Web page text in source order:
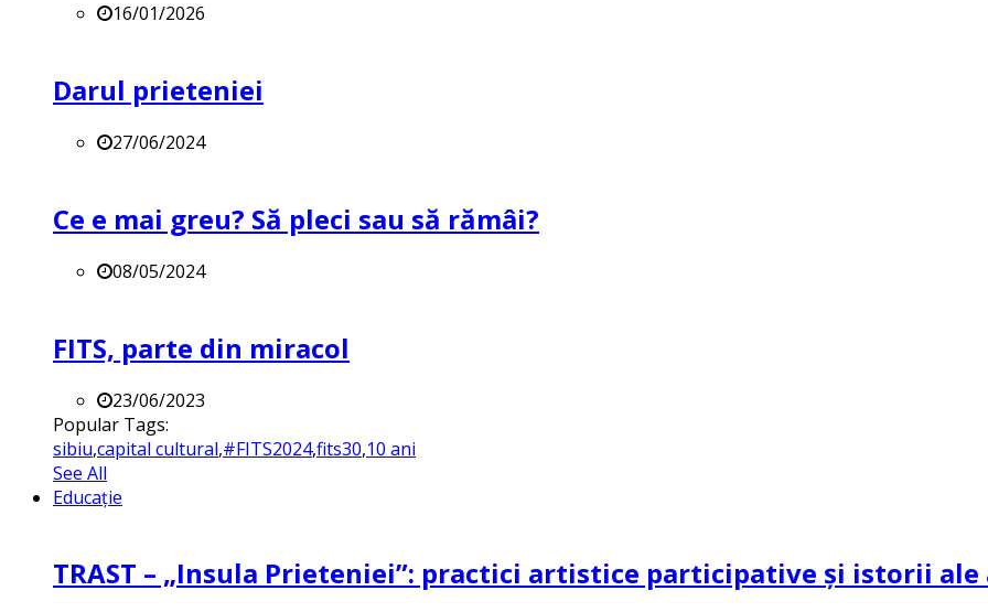
16/01/2026
Darul prieteniei
27/06/2024
Ce e mai greu? Să pleci sau să rămâi?
08/05/2024
FITS, parte din miracol
23/06/2023
Popular Tags:
sibiu,capital cultural,#FITS2024,fits30,10 ani
See All
Educație
TRAST – „Insula Prieteniei”: practici artistice participative și istorii